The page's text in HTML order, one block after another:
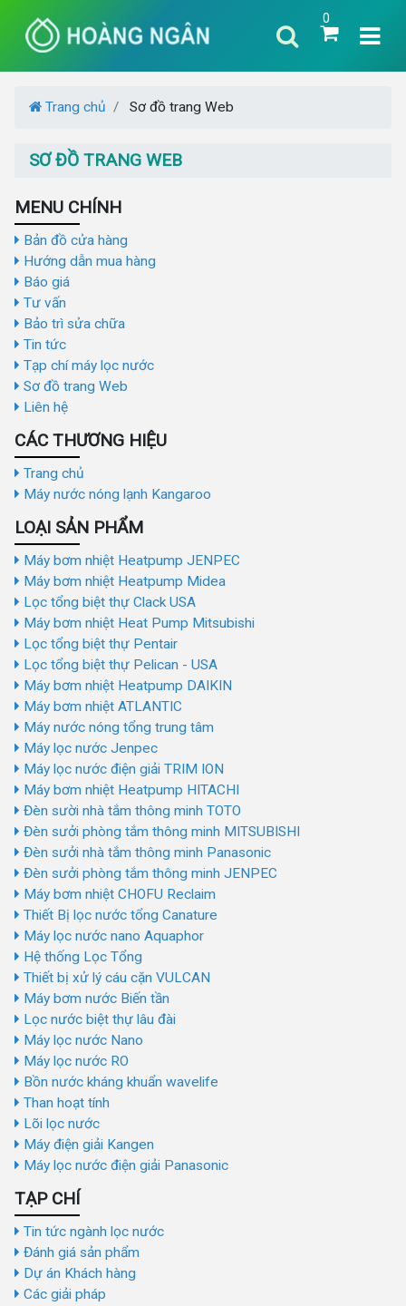
0
Trang chủ Sơ đồ trang Web
SƠ ĐỒ TRANG WEB
MENU CHÍNH
Bản đồ cửa hàng
Hướng dẫn mua hàng
Báo giá
Tư vấn
Bảo trì sửa chữa
Tin tức
Tạp chí máy lọc nước
Sơ đồ trang Web
Liên hệ
CÁC THƯƠNG HIỆU
Trang chủ
Máy nước nóng lạnh Kangaroo
LOẠI SẢN PHẨM
Máy bơm nhiệt Heatpump JENPEC
Máy bơm nhiệt Heatpump Midea
Lọc tổng biệt thự Clack USA
Máy bơm nhiệt Heat Pump Mitsubishi
Lọc tổng biệt thự Pentair
Lọc tổng biệt thự Pelican - USA
Máy bơm nhiệt Heatpump DAIKIN
Máy bơm nhiệt ATLANTIC
Máy nước nóng tổng trung tâm
Máy lọc nước Jenpec
Máy lọc nước điện giải TRIM ION
Máy bơm nhiệt Heatpump HITACHI
Đèn sười nhà tắm thông minh TOTO
Đèn sưởi phòng tắm thông minh MITSUBISHI
Đèn sưởi nhà tắm thông minh Panasonic
Đèn sưởi phòng tắm thông minh JENPEC
Máy bơm nhiệt CHOFU Reclaim
Thiết Bị lọc nước tổng Canature
Máy lọc nước nano Aquaphor
Hệ thống Lọc Tổng
Thiết bị xử lý cáu cặn VULCAN
Máy bơm nước Biến tần
Lọc nước biệt thự lâu đài
Máy lọc nước Nano
Máy lọc nước RO
Bồn nước kháng khuẩn wavelife
Than hoạt tính
Lõi lọc nước
Máy điện giải Kangen
Máy lọc nước điện giải Panasonic
TẠP CHÍ
Tin tức ngành lọc nước
Đánh giá sản phẩm
Dự án Khách hàng
Các giải pháp